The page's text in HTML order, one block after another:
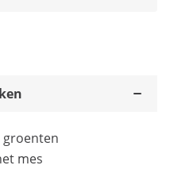
groenten
mes